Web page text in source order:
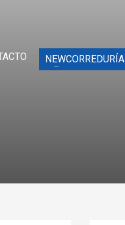
NEWCORREDURÍA